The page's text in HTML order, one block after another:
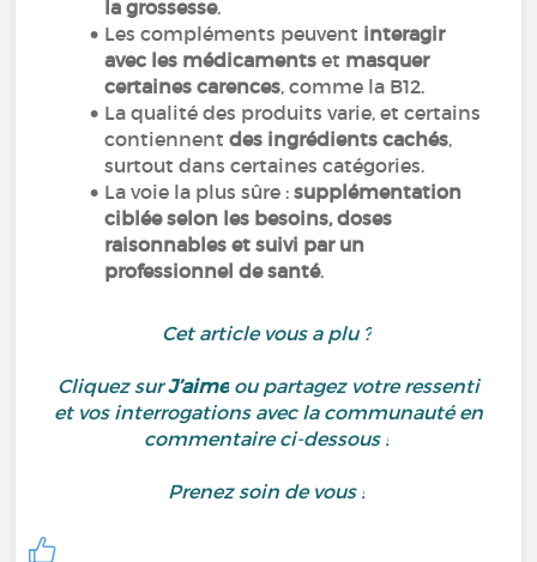
la grossesse.
Les compléments peuvent interagir
avec les médicaments et masquer
certaines carences, comme la B12.
La qualité des produits varie, et certains
contiennentdes ingrédients cachés,
surtout dans certaines catégories.
La voie la plus sûre :supplémentation
ciblée selon les besoins, doses
raisonnables et suivi par un
professionnel de santé.
Cet article vous a plu ?
Cliquez surJ’aime ou partagez votre ressenti
et vos interrogations avec la communauté en
commentaire ci-dessous !
Prenez soin de vous !